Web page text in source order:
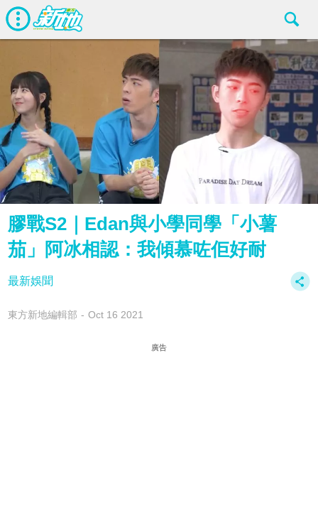
膠戰S2｜Edan與小學同學「小薯
茄」阿冰相認：我傾慕咗佢好耐
最新娛聞
東方新地編輯部 Oct 16 2021
廣告